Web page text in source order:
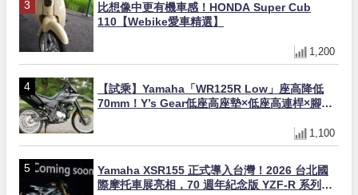
比想像中更有機車感！HONDA Super Cub
110【Webike愛車精選】
1,200
【試乘】Yamaha「WR125R Low」座高降低
70mm！Y’s Gear低座高座墊×低座高連桿×腳踏
1,100
Yamaha XSR155 正式導入台灣！2026 台北國
際摩托車展亮相，70 週年紀念版 YZF-R 系列限